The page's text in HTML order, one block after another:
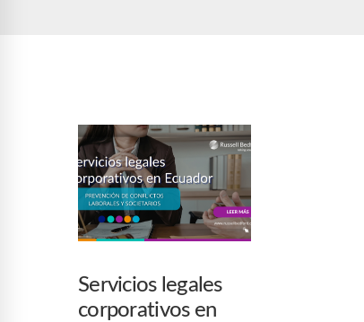
Servicios legales
corporativos en